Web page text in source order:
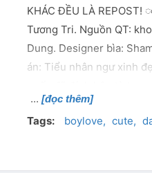
KHÁC ĐỀU LÀ
Tương Tri. Nguồn QT:
Dung. Designer bìa:
án: Tiểu nhân ngư xinh
đuôi cá của Tiểu nhân
nhân ngư: (╥﹏╥) Tag:
[đọc thêm]
Tags: boylove cute